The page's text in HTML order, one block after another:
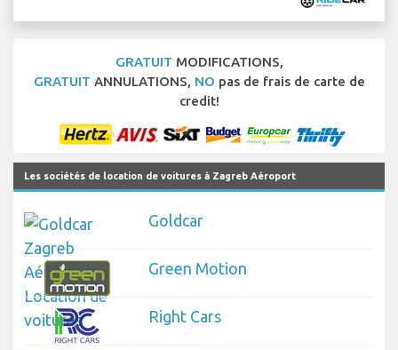
GRATUIT MODIFICATIONS,
GRATUIT ANNULATIONS, NO pas de frais de carte de
credit!
Les sociétés de location de voitures à Zagreb Aéroport
Goldcar
Green Motion
Right Cars